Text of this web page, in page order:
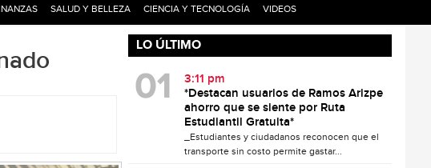
SALUD Y BELLEZA CIENCIA Y TECNOLOGÍA VIDEOS
LO ÚLTIMO
3:11 pm
*Destacan usuarios de Ramos Arizpe
ahorro que se siente por Ruta
Estudiantil Gratuita*
_Estudiantes y ciudadanos reconocen que el
transporte sin costo permite gastar...